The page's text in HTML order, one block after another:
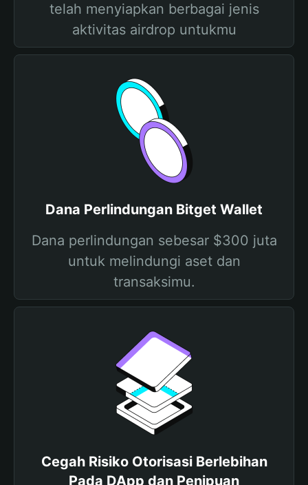
telah menyiapkan berbagai jenis
aktivitas airdrop untukmu
Dana Perlindungan Bitget Wallet
Dana perlindungan sebesar $300 juta
untuk melindungi aset dan
transaksimu.
Cegah Risiko Otorisasi Berlebihan
Pada DApp dan Penipuan